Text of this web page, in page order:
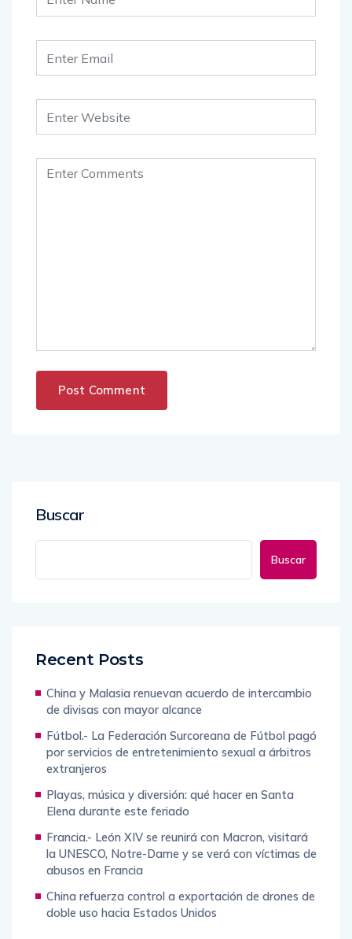
Buscar
China y Malasia renuevan acuerdo de intercambio
Fútbol.- La Federación Surcoreana de Fútbol pagó
por servicios de entretenimiento sexual a árbitros
Playas, música y diversión: qué hacer en Santa
Francia.- León XIV se reunirá con Macron, visitará
la UNESCO, Notre-Dame y se verá con víctimas de
China refuerza control a exportación de drones de